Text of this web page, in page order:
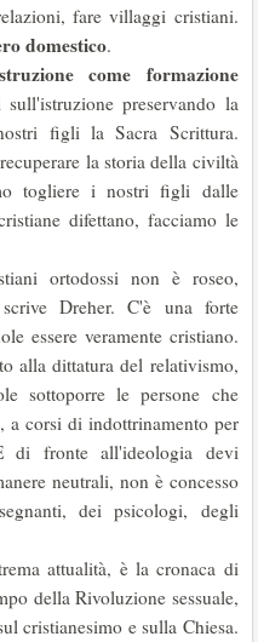
fare villaggi cristiani.
domestico.
come formazione
preservando la
figli la Sacra Scrittura.
la storia della civiltà
togliere i nostri figli dalle
difettano, facciamo le
ortodossi non è roseo,
Dreher. C'è una forte
essere veramente cristiano.
alla dittatura del relativismo,
sottoporre le persone che
a corsi di indottrinamento per
fronte all'ideologia devi
neutrali, non è concesso
dei psicologi, degli
attualità, è la cronaca di
della Rivoluzione sessuale,
cristianesimo e sulla Chiesa.